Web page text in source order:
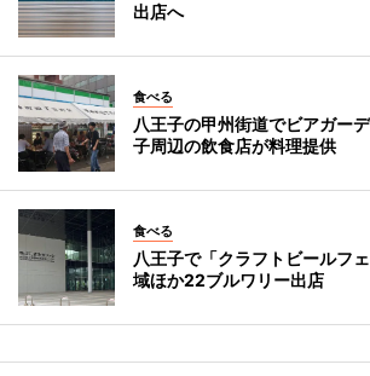
出店へ
食べる
八王子の甲州街道でビアガー
子周辺の飲食店が料理提供
食べる
八王子で「クラフトビールフ
域ほか22ブルワリー出店